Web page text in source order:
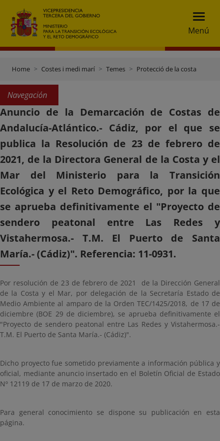
Menú
Home Costes i medi marí Temes Protecció de la costa
Navegación
Anuncio de la Demarcación de Costas de
Andalucía-Atlántico.- Cádiz, por el que se
publica la Resolución de 23 de febrero de
2021, de la Directora General de la Costa y el
Mar del Ministerio para la Transición
Ecológica y el Reto Demográfico, por la que
se aprueba definitivamente el "Proyecto de
sendero peatonal entre Las Redes y
Vistahermosa.- T.M. El Puerto de Santa
María.- (Cádiz)". Referencia: 11-0931.
Por resolución de 23 de febrero de 2021 de la Dirección General
de la Costa y el Mar, por delegación de la Secretaría Estado de
Medio Ambiente al amparo de la Orden TEC/1425/2018, de 17 de
diciembre (BOE 29 de diciembre), se aprueba definitivamente el
"Proyecto de sendero peatonal entre Las Redes y Vistahermosa.-
T.M. El Puerto de Santa María.- (Cádiz)".
Dicho proyecto fue sometido previamente a información pública y
oficial, mediante anuncio insertado en el Boletín Oficial de Estado
Nº 12119 de 17 de marzo de 2020.
Para general conocimiento se dispone su publicación en esta
página.